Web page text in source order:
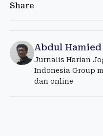
Share
Abdul Hamied
Jurnalis Harian
Indonesia Group
dan online